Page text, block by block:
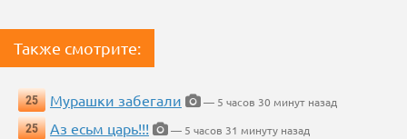
Также смотрите:
25 Мурашки забегали
— 5 часов 30 минут назад
25
Аз есьм царь!!!
— 5 часов 31 минуту назад